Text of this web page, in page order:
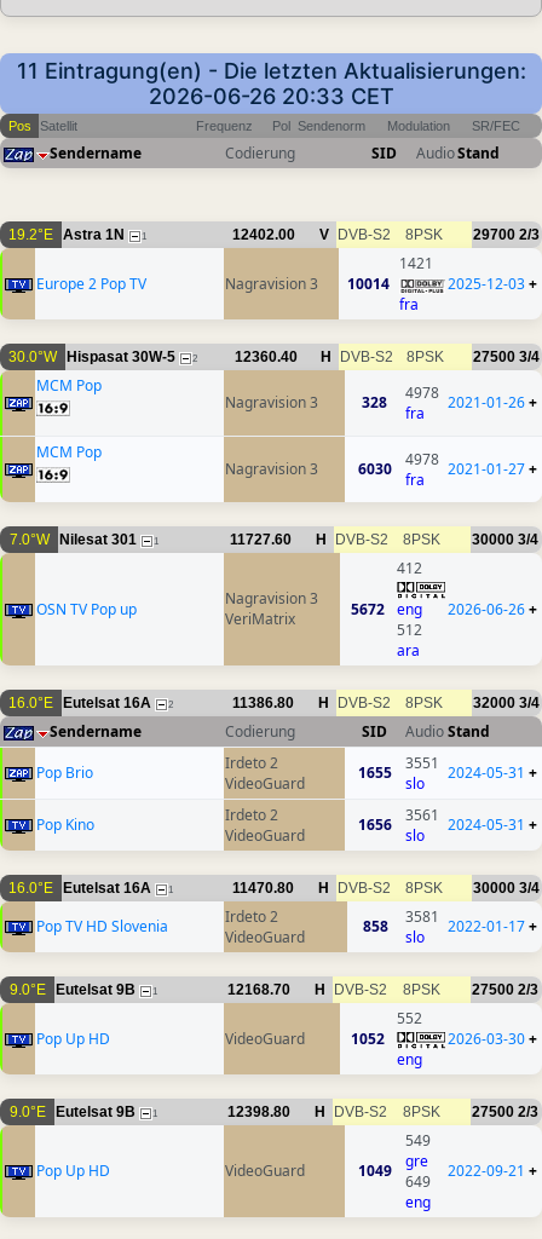
11 Eintragung(en) - Die letzten Aktualisierungen:
2026-06-26 20:33 CET
Pos Satellit Frequenz Pol Sendenorm Modulation SR/FEC
Sendername Codierung SID AudioStand
19.2°E Astra 1N 1 12402.00 V DVB-S2 8PSK 29700 2/3
Europe 2 Pop TV Nagravision 3 10014
1421
fra
2025-12-03+
30.0°W Hispasat 30W-5 2 12360.40 H DVB-S2 8PSK 27500 3/4
MCM Pop
Nagravision 3
328
4978
fra
2021-01-26+
MCM Pop
Nagravision 3
6030
4978
fra
2021-01-27+
7.0°W Nilesat 301 1 11727.60 H DVB-S2 8PSK 30000 3/4
OSN TV Pop up
Nagravision 3
VeriMatrix
5672
412
eng
512
ara
2026-06-26+
16.0°E Eutelsat 16A 2 11386.80 H DVB-S2 8PSK 32000 3/4
Sendername Codierung SID AudioStand
Pop Brio
Irdeto 2
VideoGuard
1655
3551
slo
2024-05-31 +
Pop Kino
Irdeto 2
VideoGuard
1656
3561
slo
2024-05-31 +
16.0°E Eutelsat 16A 1 11470.80 H DVB-S2 8PSK 30000 3/4
Pop TV HD Slovenia
Irdeto 2
VideoGuard
858
3581
slo
2022-01-17+
9.0°E Eutelsat 9B 1 12168.70 H DVB-S2 8PSK 27500 2/3
Pop Up HD VideoGuard 1052
552
eng
2026-03-30+
9.0°E Eutelsat 9B 1 12398.80 H DVB-S2 8PSK 27500 2/3
Pop Up HD VideoGuard 1049
549
gre
649
eng
2022-09-21 +